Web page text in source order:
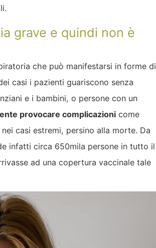
grave e quindi non è
che può manifestarsi in forme di
casi i pazienti guariscono senza
e i bambini, o persone con un
provocare complicazioni come
casi estremi, persino alla morte. Da
infatti circa 650mila persone in tutto il
ad una copertura vaccinale tale